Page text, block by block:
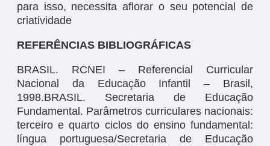
para isso, necessita aflorar o seu potencial de
criatividade
REFERÊNCIAS BIBLIOGRÁFICAS
BRASIL. RCNEI – Referencial Curricular
Nacional da Educação Infantil – Brasil,
1998.BRASIL. Secretaria de Educação
Fundamental. Parâmetros curriculares nacionais:
terceiro e quarto ciclos do ensino fundamental:
língua portuguesa/Secretaria de Educação